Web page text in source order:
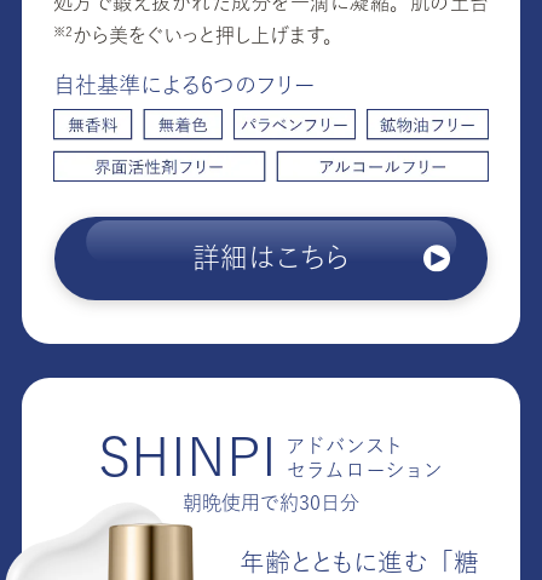
※2 から美をぐいっと押し上げます。
自社基準による6つのフリー
詳細はこちら
SHINPI
アドバンスト
セラムローション
朝晩使用で約30日分
年齢とともに進む「糖